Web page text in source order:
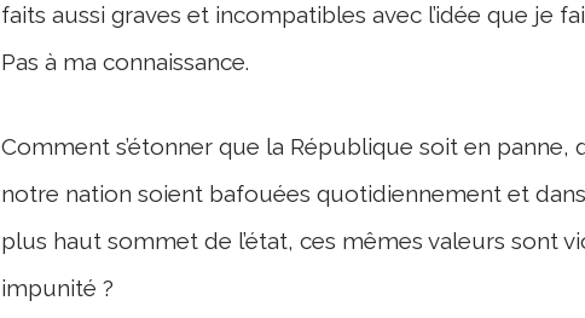
faits aussi graves et incompatibles avec l’idée que je
Pas à ma connaissance.
Comment s’étonner que la République soit en
notre nation soient bafouées quotidiennement et
plus haut sommet de l’état, ces mêmes valeurs sont
impunité ?